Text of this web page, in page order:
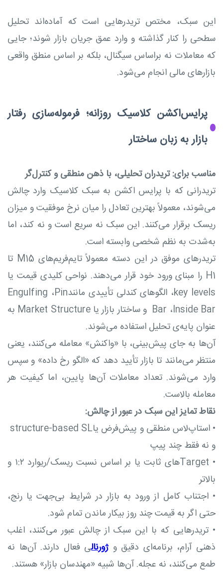
این سبک، مختص تریدرهایی است که آماده‌اند تحلیل
سطحی را کنار گذاشته و وارد عمق جریان بازار شوند؛ جایی
که معاملات نه براساس سیگنال، بلکه بر اساس منطق واقعی
بازارهای مالی انجام می‌شود.
پرایس‌اکشن کلاسیک روزانه؛ فرموله‌سازی رفتار
بازار به زبان ساختار
مناسب برای: تریدران تحلیلی، با ذهن منطقی و کنترل‌گر
تریدرانی که با پرایس ‌اکشن به سبک کلاسیک وارد چالش
می‌شوند، معمولاً بهترین تعادل را میان نرخ موفقیت و میزان
ریسک برقرار می‌کنند. این سبک نه سریع است و نه کند، اما
به‌شدت به نظم شخصی وابسته است.
تریدرهای موفق در این دسته معمولاً تایم‌فریم‌های M15 تا
H1 را مبنای ورود خود قرار می‌دهند. نواحی کلیدی قیمت یا
key levels، الگوهای کندلی تأییدی مانندEngulfing ،Pin
Bar ،Inside Bar و ساختار بازار یا Market Structure به
عنوان پایه‌ی تحلیل استفاده می‌شوند.
آن‌ها به جای پیش‌بینی، با «واکنش» معامله می‌کنند، یعنی
منتظر می‌مانند تا بازار تأیید دهد که «الگو رخ داده» و سپس
وارد می‌شوند. تعداد معاملات آن‌ها پایین، اما کیفیت هر
معامله بالاست.
نقاط تمایز این سبک در عبور از چالش:
•
استاپ‌لاس منطقی و پیش‌فرض یاstructure-based SL
و نه فقط چند پیپ
•
Targetهای ثابت یا بر اساس نسبت ریسک/ریوارد ۱:۲ و
بالاتر
• اجتناب کامل از ورود به بازار در شرایط بی‌جهت یا رنج،
حتی اگر به قیمت چند روز بیکار ماندن تمام شود.
• تریدرهایی که با این سبک از چالش عبور می‌کنند، اغلب
ذهنی آرام، برنامه‌ای دقیق وژورنالی فعال دارند. آن‌ها نه
طمع می‌کنند، نه عجله. آن‌ها شبیه «مهندسان بازار» هستند.